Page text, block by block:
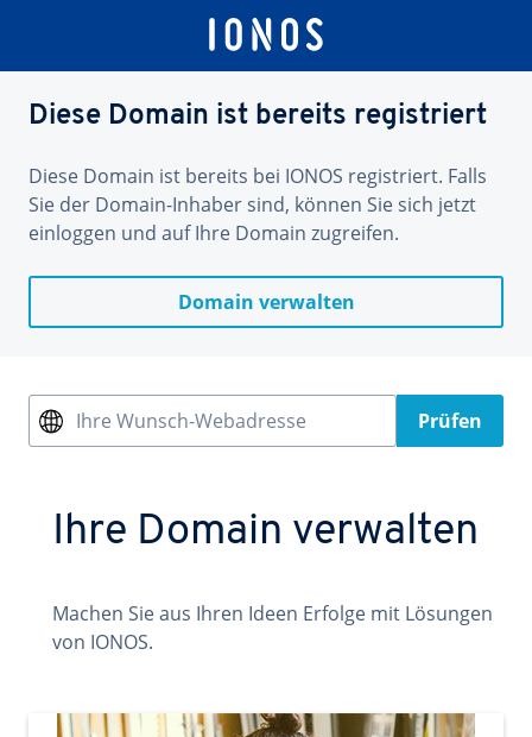
Diese Domain ist bereits registriert
Diese Domain ist bereits bei IONOS registriert. Falls
Sie der Domain-Inhaber sind, können Sie sich jetzt
einloggen und auf Ihre Domain zugreifen.
Domain verwalten
Ihre Wunsch-Webadresse Prüfen
Ihre Domain verwalten
Machen Sie aus Ihren Ideen Erfolge mit Lösungen
von IONOS.